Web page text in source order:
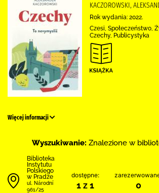
KACZOROWSKI,
Rok wydania: 2022.
Czesi, Społeczeństwo,
Czechy, Publicystyka
Więcej informacji
Wyszukiwanie: Znalezione w
Biblioteka
Instytutu
Polskiego
w Pradze
ul. Národní
961/25
dostępne:
1 z 1 0